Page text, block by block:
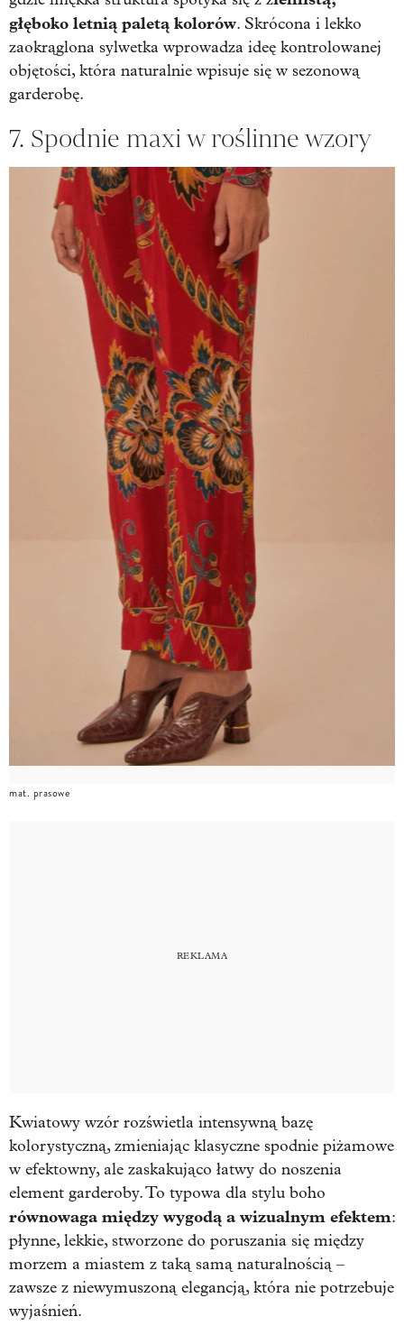
głęboko letnią paletą kolorów. Skrócona i lekko
zaokrąglona sylwetka wprowadza ideę kontrolowanej
objętości, która naturalnie wpisuje się w sezonową
garderobę.
7. Spodnie maxi w roślinne wzory
mat. prasowe
Kwiatowy wzór rozświetla intensywną bazę
kolorystyczną, zmieniając klasyczne spodnie piżamowe
w efektowny, ale zaskakująco łatwy do noszenia
element garderoby. To typowa dla stylu boho
równowaga między wygodą a wizualnym efektem:
płynne, lekkie, stworzone do poruszania się między
morzem a miastem z taką samą naturalnością –
zawsze z niewymuszoną elegancją, która nie potrzebuje
wyjaśnień.